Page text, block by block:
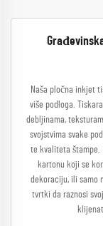
Naša pločna inkjet
više podloga.
debljinama,
svojstvima svake
te kvaliteta štampe.
kartonu koji se
dekoraciju, ili samo
tvrtki da raznosi